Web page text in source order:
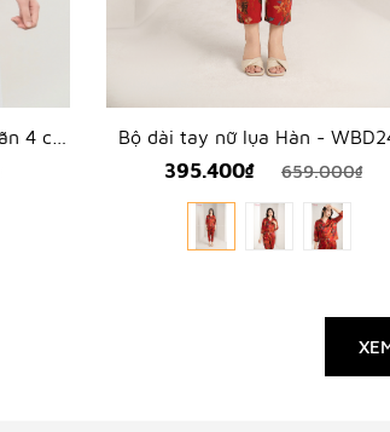
Bộ dài tay nữ lụa Hàn -
395.400₫ 659.000₫